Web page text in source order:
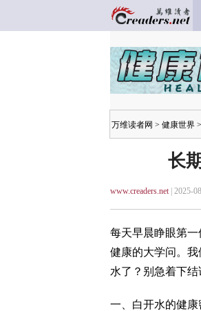
万维读者网 > 健康世界
长
www.creaders.net| 2025-
每天早晨睁眼第
健康的大学问。
水了？别急着下
一、白开水的健康